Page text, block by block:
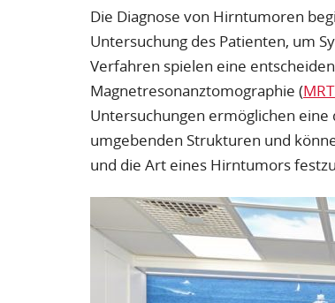
Die Diagnose von Hirntumoren
Untersuchung des Patienten, um
Verfahren spielen eine
Magnetresonanztomographie (
Untersuchungen ermöglichen
umgebenden Strukturen und
und die Art eines Hirntumors